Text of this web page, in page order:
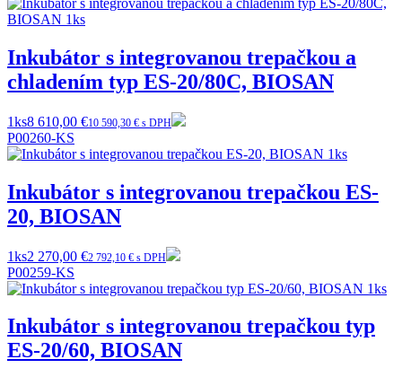
Inkubátor s integrovanou trepačkou a
chladením typ ES-20/80C, BIOSAN
1ks8 610,00 €10 590,30 € s DPH
P00260-KS
Inkubátor s integrovanou trepačkou ES-
20, BIOSAN
1ks2 270,00 €2 792,10 € s DPH
P00259-KS
Inkubátor s integrovanou trepačkou typ
ES-20/60, BIOSAN